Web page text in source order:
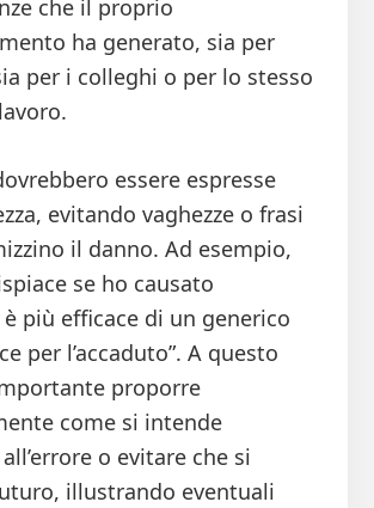
che il proprio
ha generato, sia per
per i colleghi o per lo stesso
essere espresse
evitando vaghezze o frasi
il danno. Ad esempio,
se ho causato
più efficace di un generico
per l’accaduto”. A questo
proporre
come si intende
o evitare che si
illustrando eventuali